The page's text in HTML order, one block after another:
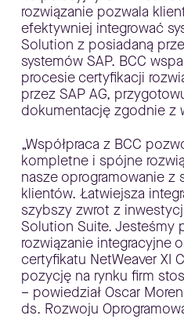
rozwiązanie pozwala
efektywniej integrować
Solution z posiadaną
systemów SAP. BCC
procesie certyfikacji
przez SAP AG,
dokumentację zgodnie z
„Współpraca z BCC
kompletne i spójne
nasze oprogramowanie z
klientów. Łatwiejsza
szybszy zwrot z
Solution Suite. Jesteśmy
rozwiązanie integracyjne
certyfikatu NetWeaver XI
pozycję na rynku firm
– powiedział Oscar
ds. Rozwoju